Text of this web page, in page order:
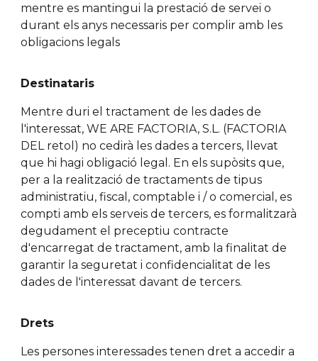
mentre es mantingui la prestació de servei o
durant els anys necessaris per complir amb les
obligacions legals
Destinataris
Mentre duri el tractament de les dades de
l'interessat, WE ARE FACTORIA, S.L. (FACTORIA
DEL retol) no cedirà les dades a tercers, llevat
que hi hagi obligació legal. En els supòsits que,
per a la realització de tractaments de tipus
administratiu, fiscal, comptable i / o comercial, es
compti amb els serveis de tercers, es formalitzarà
degudament el preceptiu contracte
d'encarregat de tractament, amb la finalitat de
garantir la seguretat i confidencialitat de les
dades de l'interessat davant de tercers.
Drets
Les persones interessades tenen dret a accedir a